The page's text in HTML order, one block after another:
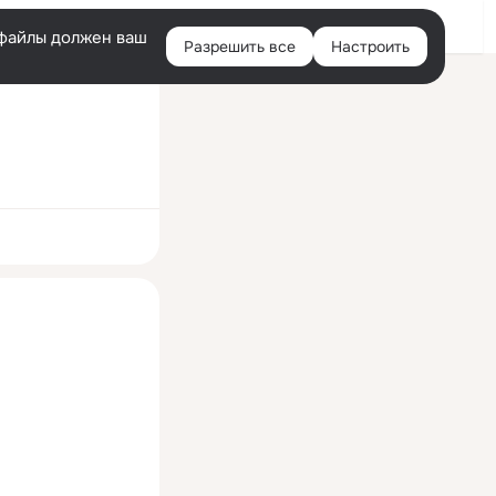
Войти
должен ваш
Разрешить все Настроить